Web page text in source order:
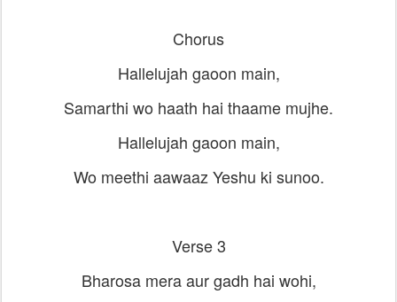
Chorus
Hallelujah gaoon main,
Samarthi wo haath hai thaame mujhe.
Hallelujah gaoon main,
Wo meethi aawaaz Yeshu ki sunoo.
Verse 3
Bharosa mera aur gadh hai wohi,